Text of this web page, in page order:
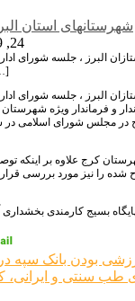
شهرستانهای استان
24, 2019
البرز ، جلسه شورای
قاسم پور»
البرز ، جلسه شورای
و فرماندار ویژه
مجلس شورای اسلامی در
کرج علاوه بر اینکه
را نیز مورد بررسی
بودن بانک سپه
طب سنتی و ایرانی،